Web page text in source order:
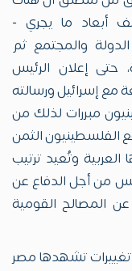
أبعاد ما يجري -
الدولة والمجتمع ثم
حتى إعلان الرئيس
مع إسرائيل ورسالته
مبررات لذلك من
الفلسطينيون الثمن
وتُعيد ترتيب
من أجل الدفاع عن
المصالح القومية
تغييرات تشهدها مصر